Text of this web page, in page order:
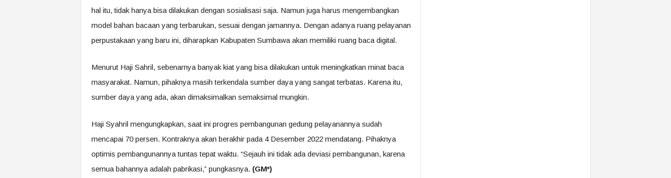
hal itu, tidak hanya bisa dilakukan dengan sosialisasi saja. Namun juga harus mengembangkan
model bahan bacaan yang terbarukan, sesuai dengan jamannya. Dengan adanya ruang pelayanan
perpustakaan yang baru ini, diharapkan Kabupaten Sumbawa akan memiliki ruang baca digital.
Menurut Haji Sahril, sebenarnya banyak kiat yang bisa dilakukan untuk meningkatkan minat baca
masyarakat. Namun, pihaknya masih terkendala sumber daya yang sangat terbatas. Karena itu,
sumber daya yang ada, akan dimaksimalkan semaksimal mungkin.
Haji Syahril mengungkapkan, saat ini progres pembangunan gedung pelayanannya sudah
mencapai 70 persen. Kontraknya akan berakhir pada 4 Desember 2022 mendatang. Pihaknya
optimis pembangunannya tuntas tepat waktu. “Sejauh ini tidak ada deviasi pembangunan, karena
semua bahannya adalah pabrikasi,” pungkasnya. (GM*)